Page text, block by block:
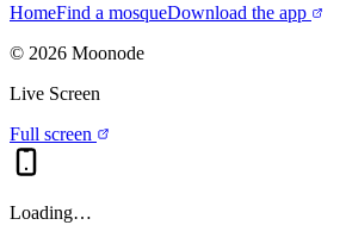
HomeFind a mosqueDownload the app
© 2026 Moonode
Live Screen
Full screen
Loading…